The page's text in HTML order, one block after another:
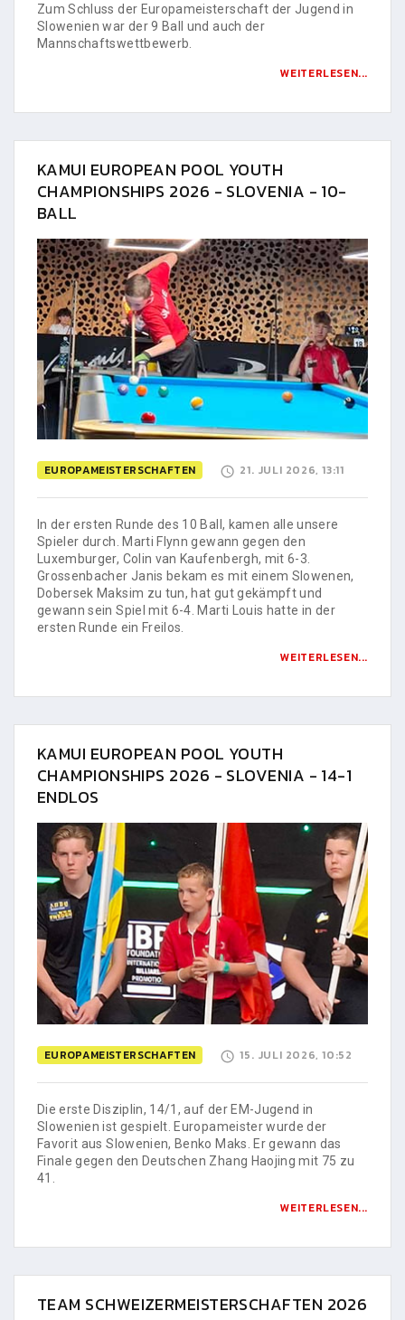
Zum Schluss der Europameisterschaft der Jugend in
Slowenien war der 9 Ball und auch der
Mannschaftswettbewerb.
WEITERLESEN...
KAMUI EUROPEAN POOL YOUTH
CHAMPIONSHIPS 2026 - SLOVENIA - 10-
BALL
EUROPAMEISTERSCHAFTEN 21. JULI 2026, 13:11
In der ersten Runde des 10 Ball, kamen alle unsere
Spieler durch. Marti Flynn gewann gegen den
Luxemburger, Colin van Kaufenbergh, mit 6-3.
Grossenbacher Janis bekam es mit einem Slowenen,
Dobersek Maksim zu tun, hat gut gekämpft und
gewann sein Spiel mit 6-4. Marti Louis hatte in der
ersten Runde ein Freilos.
WEITERLESEN...
KAMUI EUROPEAN POOL YOUTH
CHAMPIONSHIPS 2026 - SLOVENIA - 14-1
ENDLOS
EUROPAMEISTERSCHAFTEN 15. JULI 2026, 10:52
Die erste Disziplin, 14/1, auf der EM-Jugend in
Slowenien ist gespielt. Europameister wurde der
Favorit aus Slowenien, Benko Maks. Er gewann das
Finale gegen den Deutschen Zhang Haojing mit 75 zu
41.
WEITERLESEN...
TEAM SCHWEIZERMEISTERSCHAFTEN 2026